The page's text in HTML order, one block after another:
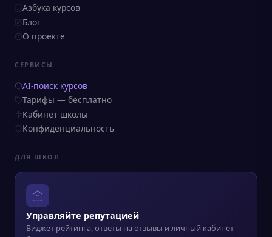
Азбука курсов
Блог
О проекте
СЕРВИСЫ
AI-поиск курсов
Тарифы — бесплатно
Кабинет школы
Конфиденциальность
ДЛЯ ШКОЛ
Управляйте репутацией
Виджет рейтинга, ответы на отзывы и личный кабинет —